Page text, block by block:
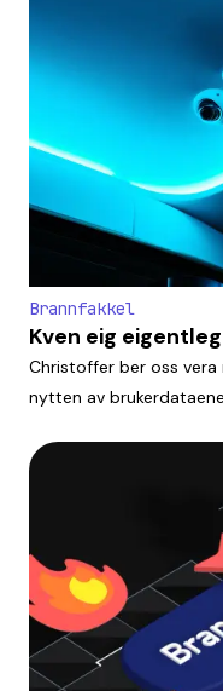
Brannfakkel
Kven eig
Christoffer ber oss
nytten av